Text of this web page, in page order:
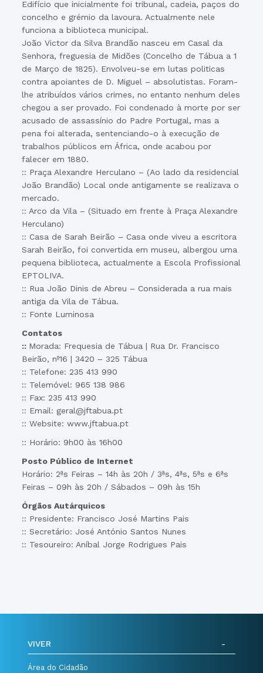
Edifício que inicialmente foi tribunal, cadeia, paços do
concelho e grémio da lavoura. Actualmente nele
funciona a biblioteca municipal.
João Victor da Silva Brandão nasceu em Casal da
Senhora, freguesia de Midões (Concelho de Tábua a 1
de Março de 1825). Envolveu-se em lutas politicas
contra apoiantes de D. Miguel – absolutistas. Foram-
lhe atribuídos vários crimes, no entanto nenhum deles
chegou a ser provado. Foi condenado à morte por ser
acusado de assassínio do Padre Portugal, mas a
pena foi alterada, sentenciando-o à execução de
trabalhos públicos em África, onde acabou por
falecer em 1880.
:: Praça Alexandre Herculano – (Ao lado da residencial
João Brandão) Local onde antigamente se realizava o
mercado.
:: Arco da Vila – (Situado em frente à Praça Alexandre
Herculano)
:: Casa de Sarah Beirão – Casa onde viveu a escritora
Sarah Beirão, foi convertida em museu, albergou uma
pequena biblioteca, actualmente a Escola Profissional
EPTOLIVA.
:: Rua João Dinis de Abreu – Considerada a rua mais
antiga da Vila de Tábua.
:: Fonte Luminosa
Contatos
:: Morada: Frequesia de Tábua | Rua Dr. Francisco
Beirão, nº16 | 3420 – 325 Tábua
:: Telefone: 235 413 990
:: Telemóvel: 965 138 986
:: Fax: 235 413 990
:: Email: geral@jftabua.pt
:: Website: www.jftabua.pt
:: Horário: 9h00 às 16h00
Posto Público de Internet
Horário: 2ªs Feiras – 14h às 20h / 3ªs, 4ªs, 5ªs e 6ªs
Feiras – 09h às 20h / Sábados – 09h às 15h
Órgãos Autárquicos
:: Presidente: Francisco José Martins Pais
:: Secretário: José António Santos Nunes
:: Tesoureiro: Aníbal Jorge Rodrigues Pais
VIVER
Área do Cidadão